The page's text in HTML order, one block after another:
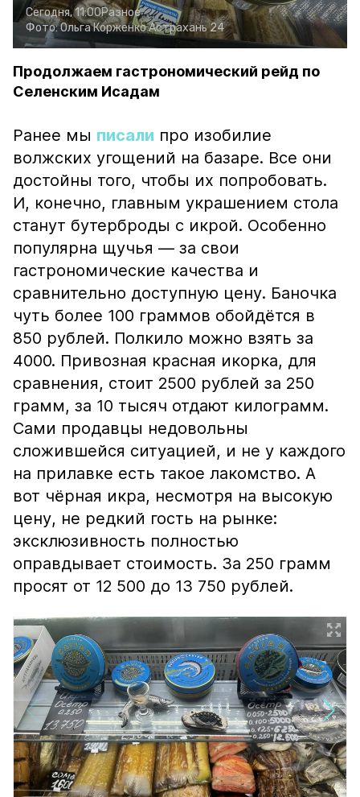
Сегодня, 11:00Разное
Фото:Ольга КорженкоАстрахань 24
Продолжаем гастрономический рейд по
Селенским Исадам
Ранее мы писали про изобилие
волжских угощений на базаре. Все они
достойны того, чтобы их попробовать.
И, конечно, главным украшением стола
станут бутерброды с икрой. Особенно
популярна щучья — за свои
гастрономические качества и
сравнительно доступную цену. Баночка
чуть более 100 граммов обойдётся в
850 рублей. Полкило можно взять за
4000. Привозная красная икорка, для
сравнения, стоит 2500 рублей за 250
грамм, за 10 тысяч отдают килограмм.
Сами продавцы недовольны
сложившейся ситуацией, и не у каждого
на прилавке есть такое лакомство. А
вот чёрная икра, несмотря на высокую
цену, не редкий гость на рынке:
эксклюзивность полностью
оправдывает стоимость. За 250 грамм
просят от 12 500 до 13 750 рублей.